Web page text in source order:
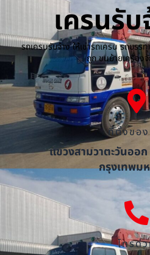
เครนรับ
รถเครนรับจ้าง ให้เช่ารถเครน รถบร
ถูก ขนย้ายเครื่อง
ที่ตั้งของ
แขวงสามวาตะวันออ
กรุงเทพม
โทรด่